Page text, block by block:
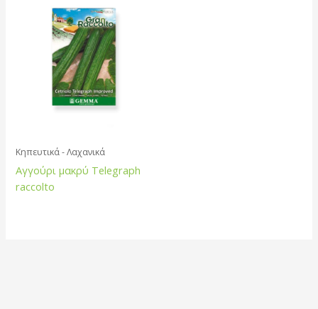
Κηπευτικά - Λαχανικά
Αγγούρι μακρύ Telegraph
raccolto